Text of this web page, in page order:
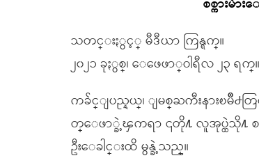
စစ္ကားမ်ာ
သတင္းႏွင့္ မီဒီယာ ကြန္ရက္။
၂၀၂၁ ခုႏွစ္၊ ေဖေဖာ္ဝါရီလ ၂၃ ရက္။
ကခ်င္ျပည္နယ္၊ ျမစ္ႀကီးနားၿမိဳ႕တ
တ္ေဖာ္ခဲ့ၾကရာ ၎တို႔ လူအုပ္ထဲသို႔ စ
ဦးေခါင္းထိ မွန္ခဲ့သည္။